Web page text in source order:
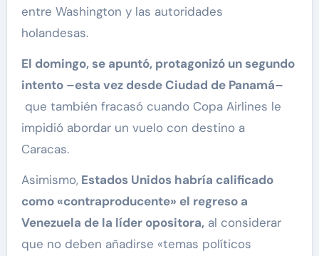
entre Washington y las autoridades
holandesas.
El domingo, se apuntó, protagonizó un segundo
intento –esta vez desde Ciudad de Panamá–
que también fracasó cuando Copa Airlines le
impidió abordar un vuelo con destino a
Caracas.
Asimismo,Estados Unidos habría calificado
como «contraproducente» el regreso a
Venezuela de la líder opositora,al considerar
que no deben añadirse «temas políticos